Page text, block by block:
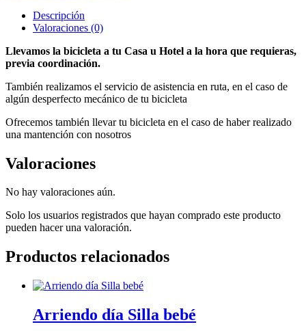
Descripción
Valoraciones (0)
Llevamos la bicicleta a tu Casa u Hotel a la hora que requieras,
previa coordinación.
También realizamos el servicio de asistencia en ruta, en el caso de
algún desperfecto mecánico de tu bicicleta
Ofrecemos también llevar tu bicicleta en el caso de haber realizado
una mantención con nosotros
Valoraciones
No hay valoraciones aún.
Solo los usuarios registrados que hayan comprado este producto
pueden hacer una valoración.
Productos relacionados
Arriendo día Silla bebé